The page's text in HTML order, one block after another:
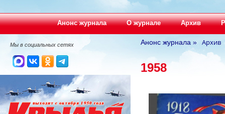
Анонс журнала О журнале Архив
Мы в социальных сетях Анонс журнала » Архив
1958